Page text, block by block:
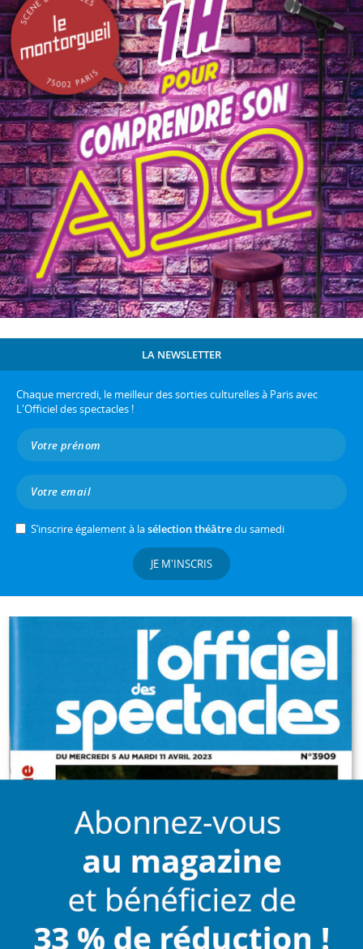
LA NEWSLETTER
Chaque mercredi, le meilleur des sorties culturelles à Paris avec
L'Officiel des spectacles !
S’inscrire également à lasélection théâtredu samedi
JE M'INSCRIS